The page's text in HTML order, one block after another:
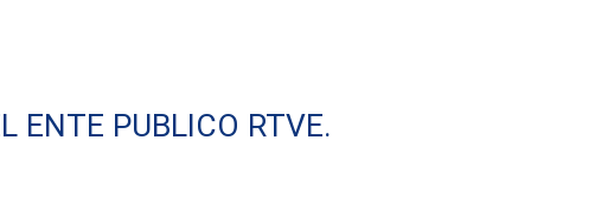
ENTE PUBLICO RTVE.